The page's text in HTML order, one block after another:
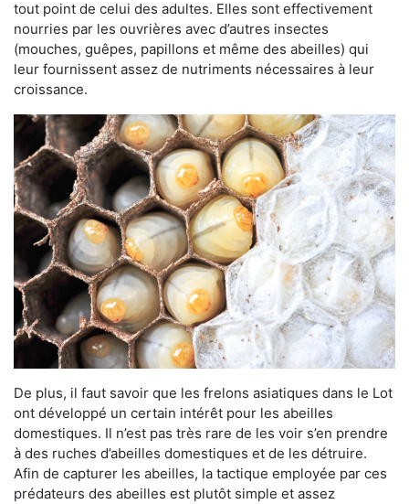
tout point de celui des adultes. Elles sont effectivement
nourries par les ouvrières avec d’autres insectes
(mouches, guêpes, papillons et même des abeilles) qui
leur fournissent assez de nutriments nécessaires à leur
croissance.
De plus, il faut savoir que les frelons asiatiques dans le Lot
ont développé un certain intérêt pour les abeilles
domestiques. Il n’est pas très rare de les voir s’en prendre
à des ruches d’abeilles domestiques et de les détruire.
Afin de capturer les abeilles, la tactique employée par ces
prédateurs des abeilles est plutôt simple et assez